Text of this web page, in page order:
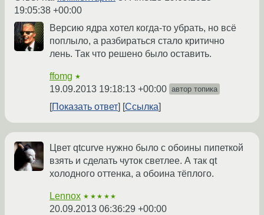
19:05:38 +00:00
Версию ядра хотел когда-то убрать, но всё
поплыло, а разбираться стало критично
лень. Так что решено было оставить.
ffomg ★
19.09.2013 19:18:13 +00:00 автор топика
Показать ответ Ссылка
Цвет qtcurve нужно было с обоины пипеткой
взять и сделать чуток светлее. А так qt
холодного оттенка, а обоина тёплого.
Lennox ★★★★★
20.09.2013 06:36:29 +00:00